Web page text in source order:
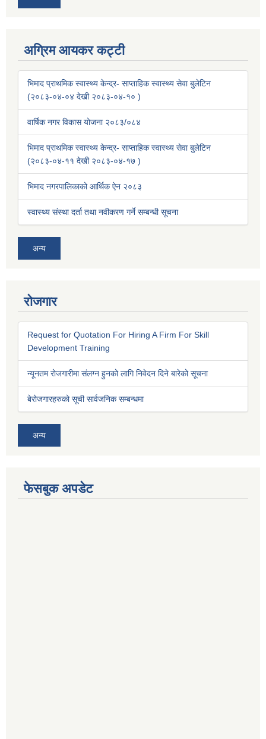
अग्रिम आयकर कट्टी
भिमाद प्राथमिक स्वास्थ्य केन्द्र- साप्ताहिक स्वास्थ्य सेवा बुलेटिन
(२०८३-०४-०४ देखी २०८३-०४-१० )
वार्षिक नगर विकास योजना २०८३/०८४
भिमाद प्राथमिक स्वास्थ्य केन्द्र- साप्ताहिक स्वास्थ्य सेवा बुलेटिन
(२०८३-०४-११ देखी २०८३-०४-१७ )
भिमाद नगरपालिकाको आर्थिक ऐन २०८३
स्वास्थ्य संस्था दर्ता तथा नवीकरण गर्ने सम्बन्धी सूचना
अन्य
रोजगार
Request for Quotation For Hiring A Firm For Skill
Development Training
न्यूनतम रोजगारीमा संलग्न हुनको लागि निवेदन दिने बारेको सूचना
बेरोजगारहरुको सूची सार्वजनिक सम्बन्धमा
अन्य
फेसबुक अपडेट